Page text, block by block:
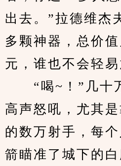
出去。”拉德维杰
多颗神器，总价
元，谁也不会轻易
“喝~！”几十
高声怒吼，尤其
的数万射手，每
箭瞄准了城下的白